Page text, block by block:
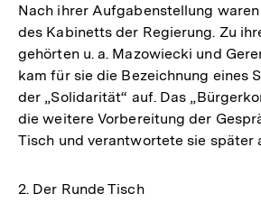
Nach ihrer Aufgabenstellung
des Kabinetts der Regierung. Zu
gehörten u. a. Mazowiecki und
kam für sie die Bezeichnung eines
der „Solidarität“ auf. Das
die weitere Vorbereitung der
Tisch und verantwortete sie später
2. Der Runde Tisch